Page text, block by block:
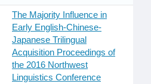
The Majority Influence in
Early English-Chinese-
Japanese Trilingual
Acquisition Proceedings of
the 2016 Northwest
Linguistics Conference